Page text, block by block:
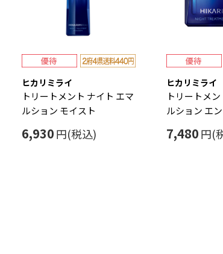
ヒカリミライ
トリートメント ナイト エマ
ルション モイスト
6,930円(税込)
ヒカリミライ
トリートメ
ルション エ
7,480円(